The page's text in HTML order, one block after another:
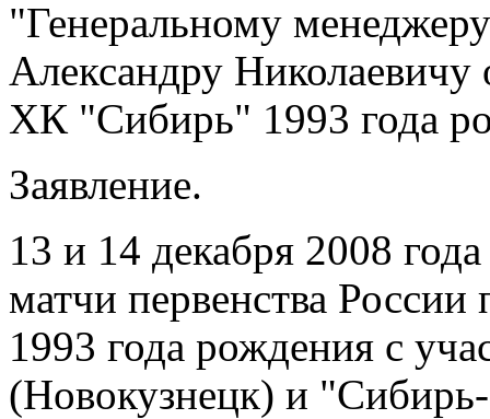
"Генеральному
Александру Николаевичу
ХК "Сибирь" 1993 года
Заявление.
13 и 14 декабря 2008
матчи первенства
1993 года рождения с
(Новокузнецк) и